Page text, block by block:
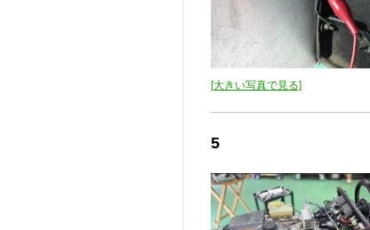
[大きい写真で見る]
5